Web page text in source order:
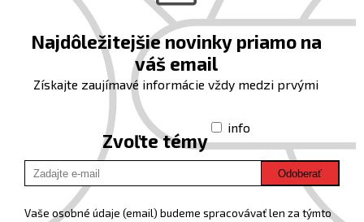
Najdôležitejšie novinky priamo na
váš email
Získajte zaujímavé informácie vždy medzi prvými
Zvoľte témy
info
Odoberať
Vaše osobné údaje (email) budeme spracovávať len za týmto